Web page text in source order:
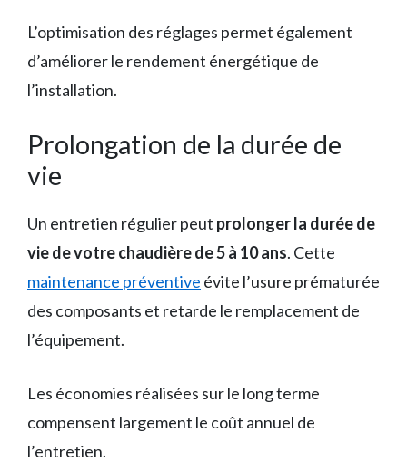
L’optimisation des réglages permet également
d’améliorer le rendement énergétique de
l’installation.
Prolongation de la durée de
vie
Un entretien régulier peut prolonger la durée de
vie de votre chaudière de 5 à 10 ans. Cette
maintenance préventive évite l’usure prématurée
des composants et retarde le remplacement de
l’équipement.
Les économies réalisées sur le long terme
compensent largement le coût annuel de
l’entretien.